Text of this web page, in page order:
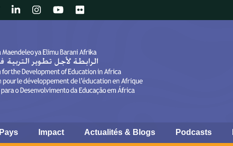
Pays Impact Actualités & Blogs Podcasts